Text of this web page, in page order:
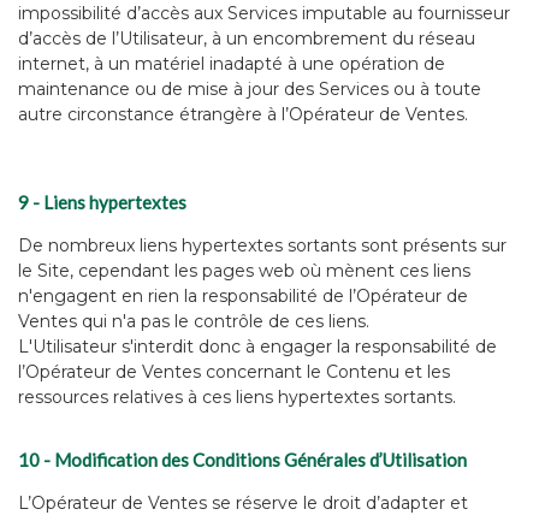
impossibilité d’accès aux Services imputable au fournisseur
d’accès de l’Utilisateur, à un encombrement du réseau
internet, à un matériel inadapté à une opération de
maintenance ou de mise à jour des Services ou à toute
autre circonstance étrangère à l’Opérateur de Ventes.
9 - Liens hypertextes
De nombreux liens hypertextes sortants sont présents sur
le Site, cependant les pages web où mènent ces liens
n'engagent en rien la responsabilité de l’Opérateur de
Ventes qui n'a pas le contrôle de ces liens.
L'Utilisateur s'interdit donc à engager la responsabilité de
l’Opérateur de Ventes concernant le Contenu et les
ressources relatives à ces liens hypertextes sortants.
10 - Modification des Conditions Générales d’Utilisation
L’Opérateur de Ventes se réserve le droit d’adapter et